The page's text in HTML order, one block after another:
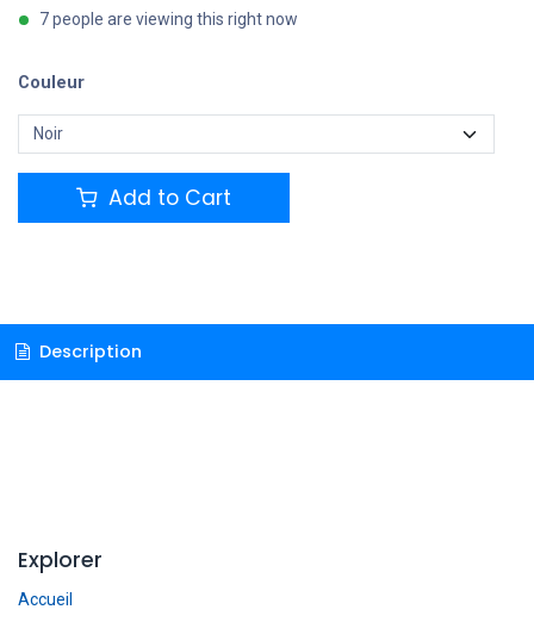
7 people are viewing this right now
Couleur
Add to Cart
Description
Explorer
Accueil